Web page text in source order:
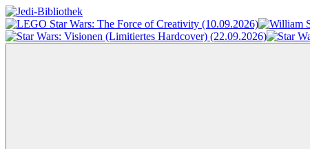
Zum
Inhalt
springen
Jedi-
Bibliothek
Das
Portal